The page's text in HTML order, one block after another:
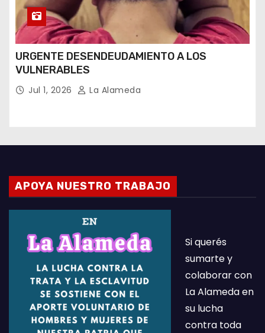
URGENTE DESENDEUDAMIENTO A LOS
VULNERABLES
Jul 1, 2026 La Alameda
APOYA NUESTRO TRABAJO
Si querés
sumarte y
colaborar con
La Alameda en
su lucha
contra toda